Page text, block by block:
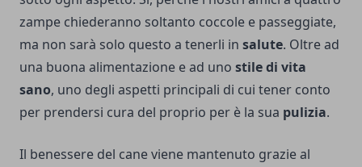
zampe chiederanno soltanto coccole e passeggiate,
ma non sarà solo questo a tenerli in salute. Oltre ad
una buona alimentazione e ad uno stile di vita
sano, uno degli aspetti principali di cui tener conto
per prendersi cura del proprio per è la sua pulizia.
Il benessere del cane viene mantenuto grazie al